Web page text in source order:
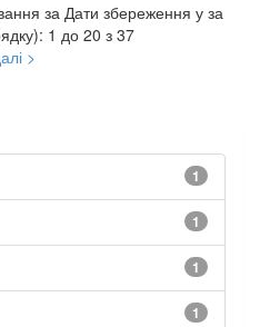
за Дати збереження у за
1 до 20 з 37
>
1
1
1
1